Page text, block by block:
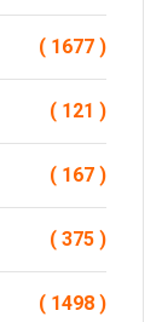
( 1677 )
( 121 )
( 167 )
( 375 )
( 1498 )